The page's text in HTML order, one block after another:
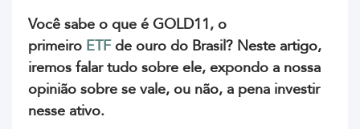
Você sabe o que é GOLD11, o
primeiro ETFde ouro do Brasil? Neste artigo,
iremos falar tudo sobre ele, expondo a nossa
opinião sobre se vale, ou não, a pena investir
nesse ativo.